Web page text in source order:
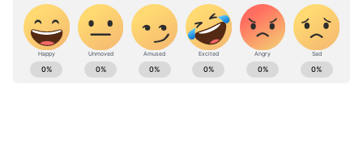
ABOUT THE AUTHOR